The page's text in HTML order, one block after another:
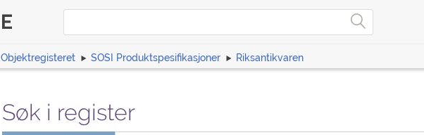
Objektregisteret SOSI Produktspesifikasjoner Riksantikvaren
Søk i register